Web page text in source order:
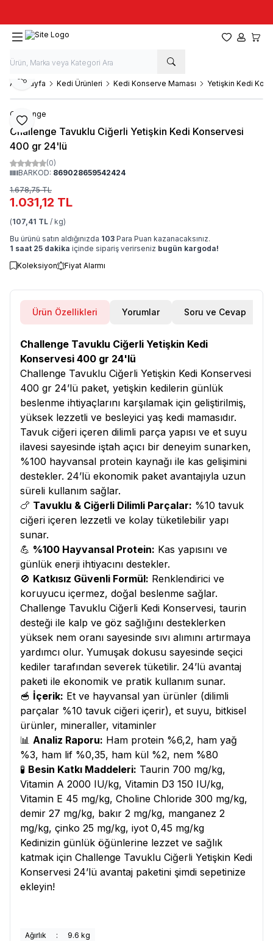
Favorilerim
Hesabım
Ana Sayfa Kedi Ürünleri Kedi Konserve Maması Yetişkin Kedi
Favoriye Ekle
Paylaş
Challenge
Challenge Tavuklu Ciğerli Yetişkin Kedi Konservesi
400 gr 24'lü
(0)
BARKOD: 869028659542424
1.678,75TL
1.031,12 TL
(107,41 TL / kg)
Bu ürünü satın aldığınızda 103 Para Puan kazanacaksınız.
1 saat 25 dakika içinde sipariş verirseniz bugün kargoda!
Koleksiyon
Fiyat Alarmı
Ürün Özellikleri Yorumlar Soru ve Cevap
Challenge Tavuklu Ciğerli Yetişkin Kedi
Konservesi 400 gr 24'lü
Challenge Tavuklu Ciğerli Yetişkin Kedi Konservesi
400 gr 24’lü paket, yetişkin kedilerin günlük
beslenme ihtiyaçlarını karşılamak için geliştirilmiş,
yüksek lezzetli ve besleyici yaş kedi mamasıdır.
Tavuk ciğeri içeren dilimli parça yapısı ve et suyu
ilavesi sayesinde iştah açıcı bir deneyim sunarken,
%100 hayvansal protein kaynağı ile kas gelişimini
destekler. 24’lü ekonomik paket avantajıyla uzun
süreli kullanım sağlar.
🍗 Tavuklu & Ciğerli Dilimli Parçalar: %10 tavuk
ciğeri içeren lezzetli ve kolay tüketilebilir yapı
sunar.
💪 %100 Hayvansal Protein: Kas yapısını ve
günlük enerji ihtiyacını destekler.
🚫 Katkısız Güvenli Formül: Renklendirici ve
koruyucu içermez, doğal beslenme sağlar.
Challenge Tavuklu Ciğerli Kedi Konservesi, taurin
desteği ile kalp ve göz sağlığını desteklerken
yüksek nem oranı sayesinde sıvı alımını artırmaya
yardımcı olur. Yumuşak dokusu sayesinde seçici
kediler tarafından severek tüketilir. 24’lü avantaj
paketi ile ekonomik ve pratik kullanım sunar.
🥣 İçerik: Et ve hayvansal yan ürünler (dilimli
parçalar %10 tavuk ciğeri içerir), et suyu, bitkisel
ürünler, mineraller, vitaminler
📊 Analiz Raporu: Ham protein %6,2, ham yağ
%3, ham lif %0,35, ham kül %2, nem %80
🧪 Besin Katkı Maddeleri: Taurin 700 mg/kg,
Vitamin A 2000 IU/kg, Vitamin D3 150 IU/kg,
Vitamin E 45 mg/kg, Choline Chloride 300 mg/kg,
demir 27 mg/kg, bakır 2 mg/kg, manganez 2
mg/kg, çinko 25 mg/kg, iyot 0,45 mg/kg
Kedinizin günlük öğünlerine lezzet ve sağlık
katmak için Challenge Tavuklu Ciğerli Yetişkin Kedi
Konservesi 24’lü avantaj paketini şimdi sepetinize
ekleyin!
Ağırlık : 9.6 kg